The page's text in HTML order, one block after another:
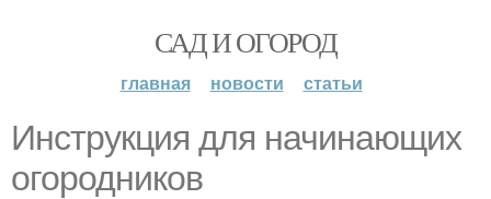
САД И ОГОРОД
главная новости статьи
Инструкция для начинающих
огородников